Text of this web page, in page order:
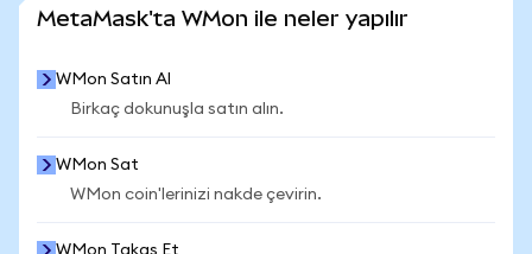
MetaMask'ta WMon ile neler yapılır
WMon Satın Al
Birkaç dokunuşla satın alın.
WMon Sat
WMon coin'lerinizi nakde çevirin.
WMon Takas Et